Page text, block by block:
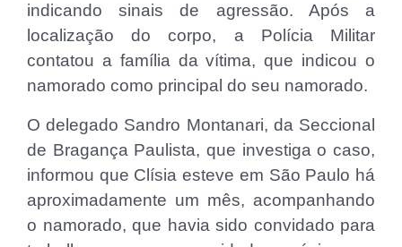
indicando sinais de agressão. Após a
localização do corpo, a Polícia Militar
contatou a família da vítima, que indicou o
namorado como principal do seu namorado.
O delegado Sandro Montanari, da Seccional
de Bragança Paulista, que investiga o caso,
informou que Clísia esteve em São Paulo há
aproximadamente um mês, acompanhando
o namorado, que havia sido convidado para